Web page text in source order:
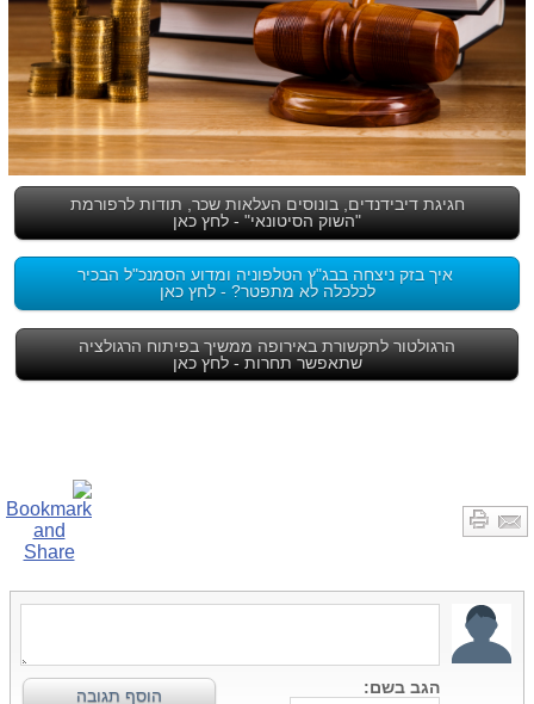
חגיגת דיבידנדים, בונוסים העלאות שכר, תודות לרפורמת
"השוק הסיטונאי" - לחץ כאן
איך בזק ניצחה בבג"ץ הטלפוניה ומדוע הסמנכ"ל הבכיר
לכלכלה לא מתפטר? - לחץ כאן
הרגולטור לתקשורת באירופה ממשיך בפיתוח הרגולציה
שתאפשר תחרות - לחץ כאן